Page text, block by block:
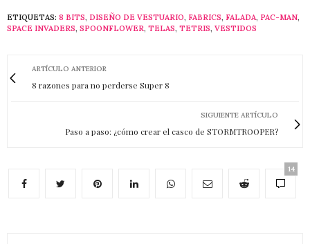
ETIQUETAS: 8 BITS, DISEÑO DE VESTUARIO, FABRICS, FALADA, PAC-MAN,
SPACE INVADERS, SPOONFLOWER, TELAS, TETRIS, VESTIDOS
ARTÍCULO ANTERIOR
8 razones para no perderse Super 8
SIGUIENTE ARTÍCULO
Paso a paso: ¿cómo crear el casco de STORMTROOPER?
14